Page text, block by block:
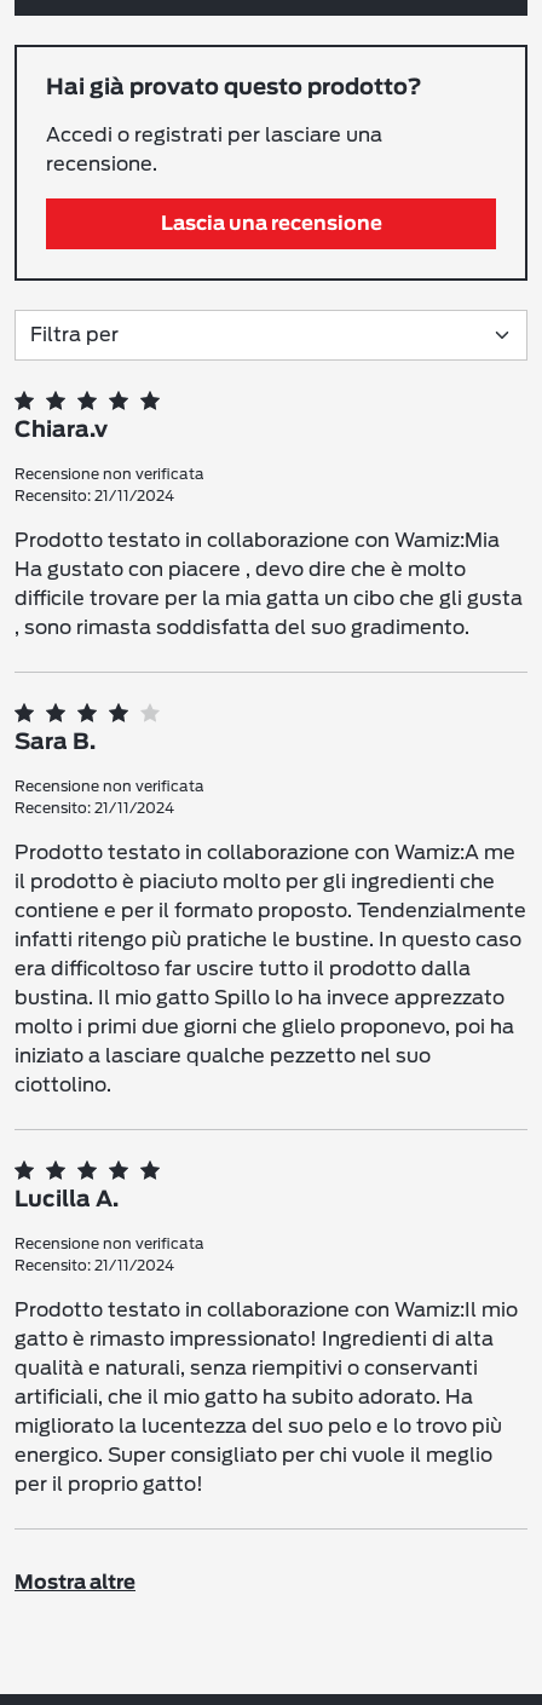
Hai già provato questo prodotto?
Accedi o registrati per lasciare una
recensione.
Lascia una recensione
Chiara.v
Recensione non verificata
Recensito: 21/11/2024
Prodotto testato in collaborazione con Wamiz:Mia
Ha gustato con piacere , devo dire che è molto
difficile trovare per la mia gatta un cibo che gli gusta
, sono rimasta soddisfatta del suo gradimento.
Sara B.
Recensione non verificata
Recensito: 21/11/2024
Prodotto testato in collaborazione con Wamiz:A me
il prodotto è piaciuto molto per gli ingredienti che
contiene e per il formato proposto. Tendenzialmente
infatti ritengo più pratiche le bustine. In questo caso
era difficoltoso far uscire tutto il prodotto dalla
bustina. Il mio gatto Spillo lo ha invece apprezzato
molto i primi due giorni che glielo proponevo, poi ha
iniziato a lasciare qualche pezzetto nel suo
ciottolino.
Lucilla A.
Recensione non verificata
Recensito: 21/11/2024
Prodotto testato in collaborazione con Wamiz:Il mio
gatto è rimasto impressionato! Ingredienti di alta
qualità e naturali, senza riempitivi o conservanti
artificiali, che il mio gatto ha subito adorato. Ha
migliorato la lucentezza del suo pelo e lo trovo più
energico. Super consigliato per chi vuole il meglio
per il proprio gatto!
Mostra altre